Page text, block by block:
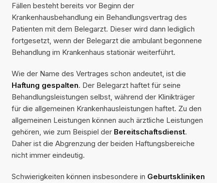
Fällen besteht bereits vor Beginn der
Krankenhausbehandlung ein Behandlungsvertrag des
Patienten mit dem Belegarzt. Dieser wird dann lediglich
fortgesetzt, wenn der Belegarzt die ambulant begonnene
Behandlung im Krankenhaus stationär weiterführt.
Wie der Name des Vertrages schon andeutet, ist die
Haftung gespalten. Der Belegarzt haftet für seine
Behandlungsleistungen selbst, während der Klinikträger
für die allgemeinen Krankenhausleistungen haftet. Zu den
allgemeinen Leistungen können auch ärztliche Leistungen
gehören, wie zum Beispiel der Bereitschaftsdienst.
Daher ist die Abgrenzung der beiden Haftungsbereiche
nicht immer eindeutig.
Schwierigkeiten können insbesondere in Geburtskliniken